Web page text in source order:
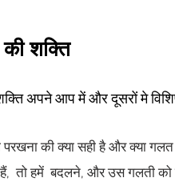
की शक्ति
अपने आप में और दूसरों मे
परखना की क्या सही है और क्या
तो हमें बदलने, और उस गलती को